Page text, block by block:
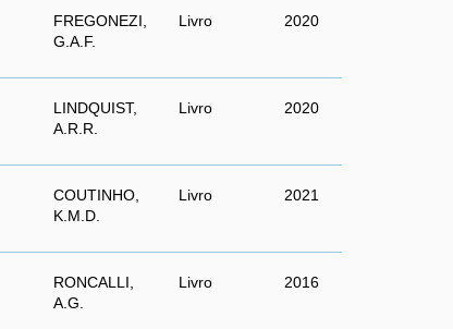
FREGONEZI,
G.A.F.
Livro 2020
LINDQUIST,
A.R.R.
Livro 2020
COUTINHO,
K.M.D.
Livro 2021
RONCALLI,
A.G.
Livro 2016